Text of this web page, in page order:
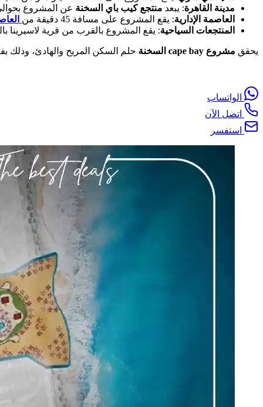
مدينة القاهرة: يبعد منتجع كيب باي السخنة عن المشروع بحوالي 60 دقيقة
العاصمة الإدارية: يقع المشروع على مسافة 45 دقيقة من
المنتجعات السياحية: يقع المشروع بالقرب من قرية لاسيرينا
يحقق مشروع cape bay السخنة حلم السكن المريح والهادئ، وذلك
الواتساب
اتصل الآن
استفسر